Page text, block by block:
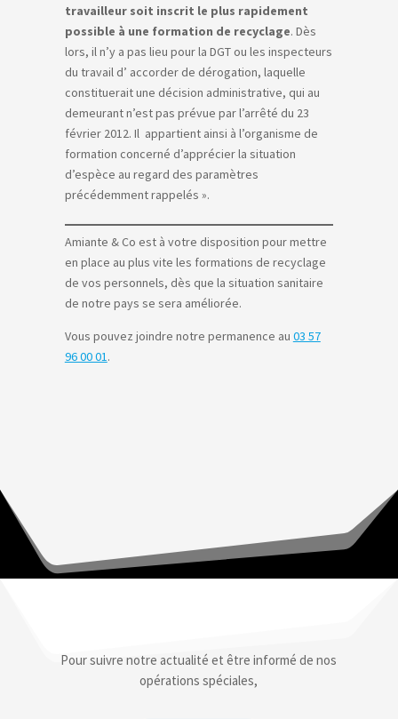
travailleur soit inscrit le plus rapidement
possible à une formation de recyclage. Dès
lors, il n’y a pas lieu pour la DGT ou les inspecteurs
du travail d’ accorder de dérogation, laquelle
constituerait une décision administrative, qui au
demeurant n’est pas prévue par l’arrêté du 23
février 2012. Il appartient ainsi à l’organisme de
formation concerné d’apprécier la situation
d’espèce au regard des paramètres
précédemment rappelés ».
Amiante & Co est à votre disposition pour mettre
en place au plus vite les formations de recyclage
de vos personnels, dès que la situation sanitaire
de notre pays se sera améliorée.
Vous pouvez joindre notre permanence au 03 57
96 00 01.
Pour suivre notre actualité et être informé de nos
opérations spéciales,